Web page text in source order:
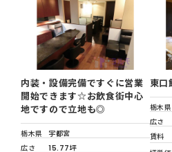
内装・設備完備ですぐに営業
開始できます☆お飲食街中心
地ですので立地も◎
栃木県
宇都宮
広さ
15.77坪
東口
栃木県
広さ
賃料